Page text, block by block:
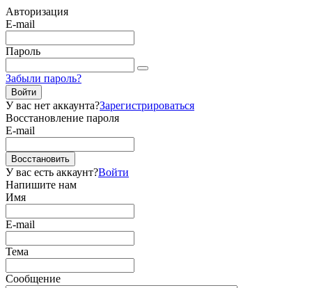
Авторизация
E-mail
Пароль
Забыли пароль?
Войти
У вас нет аккаунта?Зарегистрироваться
Восстановление пароля
E-mail
Восстановить
У вас есть аккаунт?Войти
Напишите нам
Имя
E-mail
Тема
Сообщение